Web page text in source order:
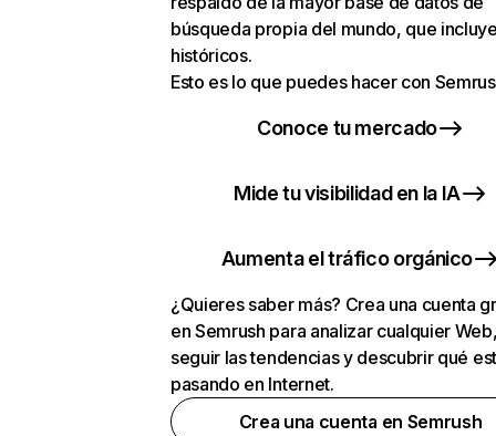
búsqueda propia del mundo, que
históricos.
Esto es lo que puedes hacer con
Conoce tu mercado
Mide tu visibilidad en la IA
Aumenta el tráfico orgánico
¿Quieres saber más? Crea una cuenta
en Semrush para analizar cualquier
seguir las tendencias y descubrir qué
pasando en Internet.
Crea una cuenta en Semrush